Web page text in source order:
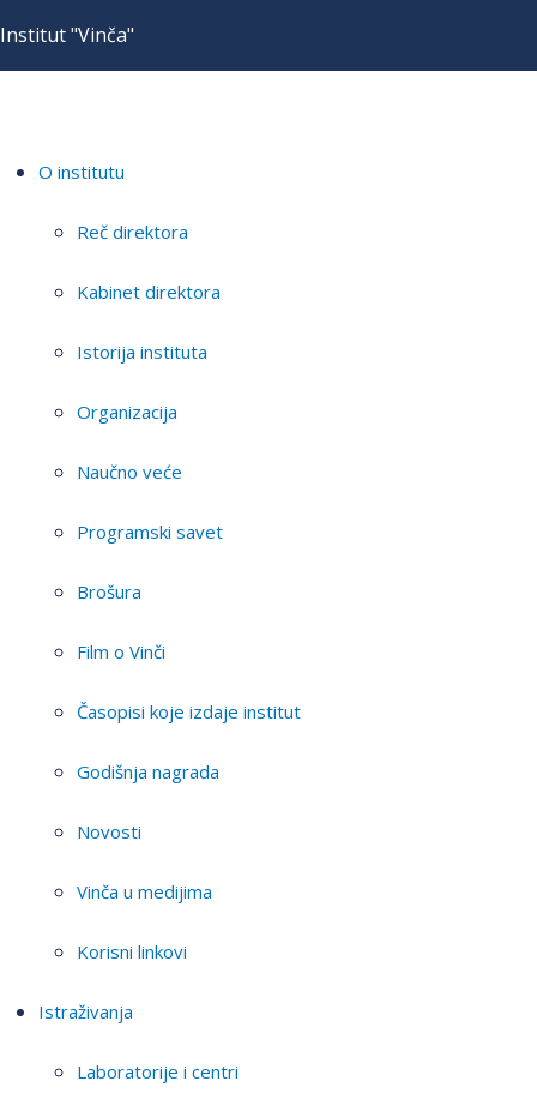
Institut "Vinča"
O institutu
Reč direktora
Kabinet direktora
Istorija instituta
Organizacija
Naučno veće
Programski savet
Brošura
Film o Vinči
Časopisi koje izdaje institut
Godišnja nagrada
Novosti
Vinča u medijima
Korisni linkovi
Istraživanja
Laboratorije i centri